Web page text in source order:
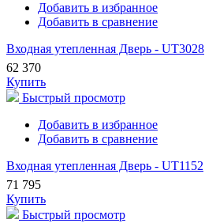
Добавить в избранное
Добавить в сравнение
Входная утепленная Дверь - UT3028
62 370
Купить
Быстрый просмотр
Добавить в избранное
Добавить в сравнение
Входная утепленная Дверь - UT1152
71 795
Купить
Быстрый просмотр